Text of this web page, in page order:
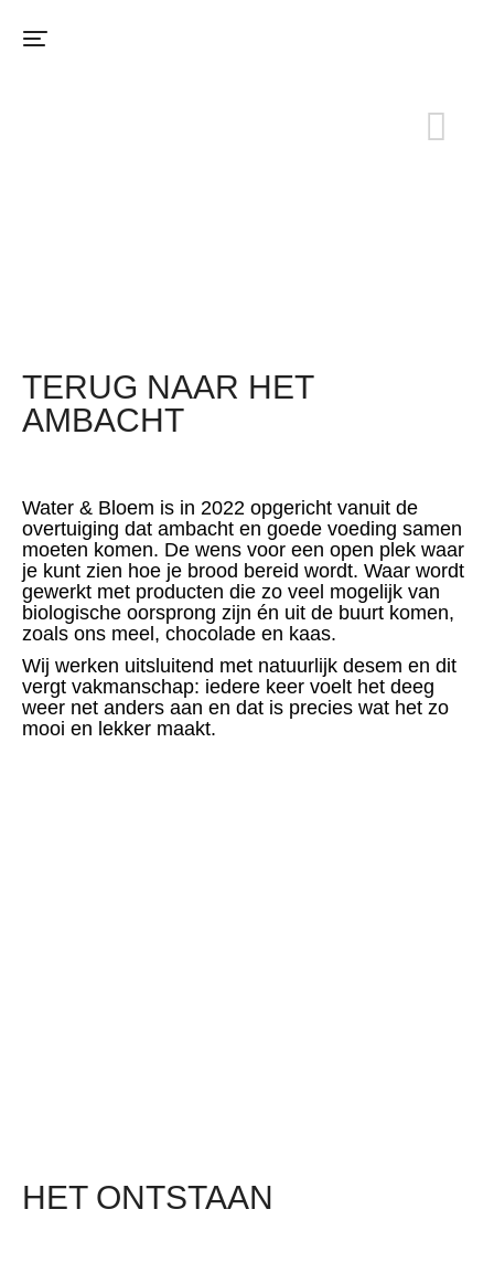
TERUG NAAR HET
AMBACHT
Water & Bloem is in 2022 opgericht vanuit de
overtuiging dat ambacht en goede voeding samen
moeten komen. De wens voor een open plek waar
je kunt zien hoe je brood bereid wordt. Waar wordt
gewerkt met producten die zo veel mogelijk van
biologische oorsprong zijn én uit de buurt komen,
zoals ons meel, chocolade en kaas.
Wij werken uitsluitend met natuurlijk desem en dit
vergt vakmanschap: iedere keer voelt het deeg
weer net anders aan en dat is precies wat het zo
mooi en lekker maakt.
HET ONTSTAAN